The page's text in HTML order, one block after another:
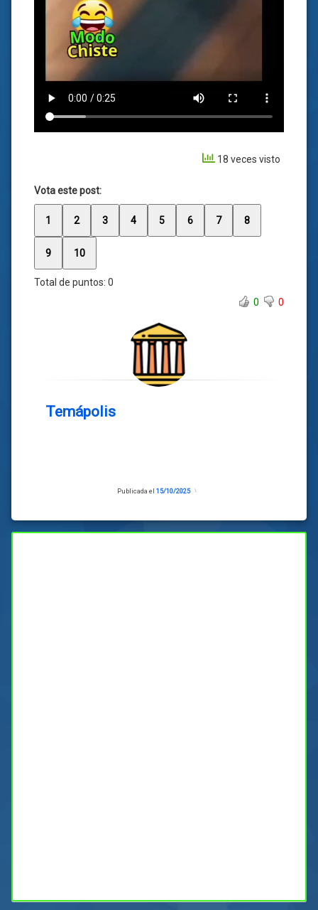
18 veces visto
Vota este post:
1 2 3 4 5 6 7 8
9 10
Total de puntos: 0
0
0
Temápolis
Publicada el 15/10/2025